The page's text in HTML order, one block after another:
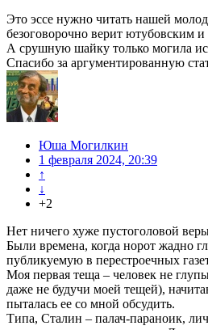
Это эссе нужно читать нашей
безоговорочно верит ютубовским
А срушную шайку только могила
Спасибо за аргументированную
Юша Могилкин
1 февраля 2024, 20:39
↑
↓
+2
Нет ничего хуже пустоголовой
Были времена, когда норот жадно
публикуемую в перестроечных
Моя первая теща – человек не
даже не будучи моей тещей),
пыталась ее со мной обсудить.
Типа, Сталин – палач-параноик,